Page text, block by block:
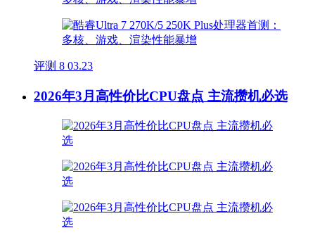
评测 8 03.23
2026年3月高性价比CPU盘点 主流攒机必选